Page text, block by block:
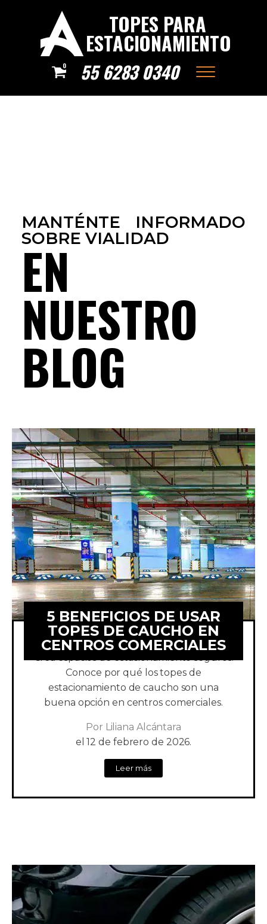
TOPES PARA
ESTACIONAMIENTO
0 55 6283 0340
MANTÉNTE INFORMADO
SOBRE VIALIDAD
EN
NUESTRO
BLOG
5 BENEFICIOS DE USAR
TOPES DE CAUCHO EN
CENTROS COMERCIALES
Crea espacios de estacionamiento seguros.
Conoce por qué los topes de
estacionamiento de caucho son una
buena opción en centros comerciales.
Por Liliana Alcántara
el 12 de febrero de 2026.
Leer más